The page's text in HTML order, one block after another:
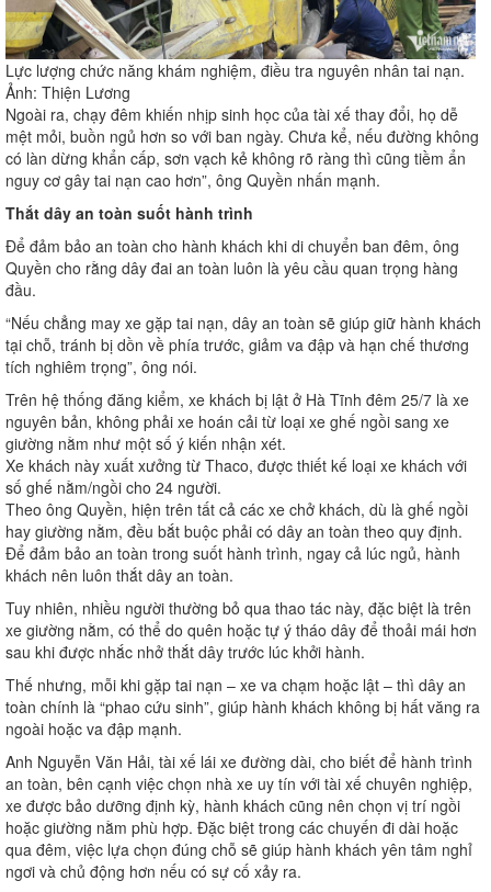
Lực lượng chức năng khám nghiệm, điều tra nguyên nhân tai nạn.
Ảnh: Thiện Lương
Ngoài ra, chạy đêm khiến nhịp sinh học của tài xế thay đổi, họ dễ
mệt mỏi, buồn ngủ hơn so với ban ngày. Chưa kể, nếu đường không
có làn dừng khẩn cấp, sơn vạch kẻ không rõ ràng thì cũng tiềm ẩn
nguy cơ gây tai nạn cao hơn”, ông Quyền nhấn mạnh.
Thắt dây an toàn suốt hành trình
Để đảm bảo an toàn cho hành khách khi di chuyển ban đêm, ông
Quyền cho rằng dây đai an toàn luôn là yêu cầu quan trọng hàng
đầu.
“Nếu chẳng may xe gặp tai nạn, dây an toàn sẽ giúp giữ hành khách
tại chỗ, tránh bị dồn về phía trước, giảm va đập và hạn chế thương
tích nghiêm trọng”, ông nói.
Trên hệ thống đăng kiểm, xe khách bị lật ở Hà Tĩnh đêm 25/7 là xe
nguyên bản, không phải xe hoán cải từ loại xe ghế ngồi sang xe
giường nằm như một số ý kiến nhận xét.
Xe khách này xuất xưởng từ Thaco, được thiết kế loại xe khách với
số ghế nằm/ngồi cho 24 người.
Theo ông Quyền, hiện trên tất cả các xe chở khách, dù là ghế ngồi
hay giường nằm, đều bắt buộc phải có dây an toàn theo quy định.
Để đảm bảo an toàn trong suốt hành trình, ngay cả lúc ngủ, hành
khách nên luôn thắt dây an toàn.
Tuy nhiên, nhiều người thường bỏ qua thao tác này, đặc biệt là trên
xe giường nằm, có thể do quên hoặc tự ý tháo dây để thoải mái hơn
sau khi được nhắc nhở thắt dây trước lúc khởi hành.
Thế nhưng, mỗi khi gặp tai nạn – xe va chạm hoặc lật – thì dây an
toàn chính là “phao cứu sinh”, giúp hành khách không bị hất văng ra
ngoài hoặc va đập mạnh.
Anh Nguyễn Văn Hải, tài xế lái xe đường dài, cho biết để hành trình
an toàn, bên cạnh việc chọn nhà xe uy tín với tài xế chuyên nghiệp,
xe được bảo dưỡng định kỳ, hành khách cũng nên chọn vị trí ngồi
hoặc giường nằm phù hợp. Đặc biệt trong các chuyến đi dài hoặc
qua đêm, việc lựa chọn đúng chỗ sẽ giúp hành khách yên tâm nghỉ
ngơi và chủ động hơn nếu có sự cố xảy ra.